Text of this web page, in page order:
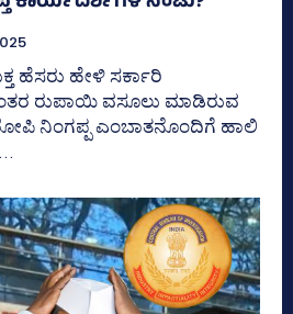
ಹೆಸರು ಹೇಳಿ ಸರ್ಕಾರಿ
ರುಪಾಯಿ ವಸೂಲು ಮಾಡಿರುವ
ನಿಂಗಪ್ಪ ಎಂಬಾತನೊಂದಿಗೆ ಹಾಲಿ